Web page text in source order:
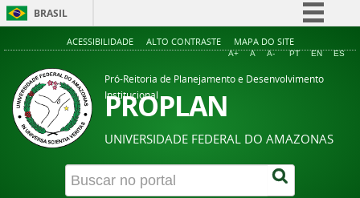
BRASIL
Simplifique!
Acesso à informação
Legislação
Canais
ACESSIBILIDADE ALTO CONTRASTE MAPA DO SITE
A+ A A- PT EN ES
Pró-Reitoria de Planejamento e Desenvolvimento
Institucional
PROPLAN
UNIVERSIDADE FEDERAL DO AMAZONAS